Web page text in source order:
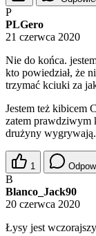
P
PLGero
21 czerwca 2020
Nie do końca.
kto powiedział, że
trzymać kciuki za
Jestem też kibicem
zatem prawdziwym
drużyny wygrywają.
1
B
Blanco_Jack90
20 czerwca 2020
Łysy jest